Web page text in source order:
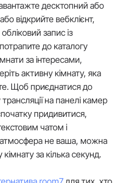
десктопний або
відкрийте вебклієнт,
запис із
до каталогу
за інтересами,
активну кімнату, яка
Щоб приєднатися до
на панелі камер
придивитися,
чатом і
атмосфера не ваша, можна
за кілька секунд.